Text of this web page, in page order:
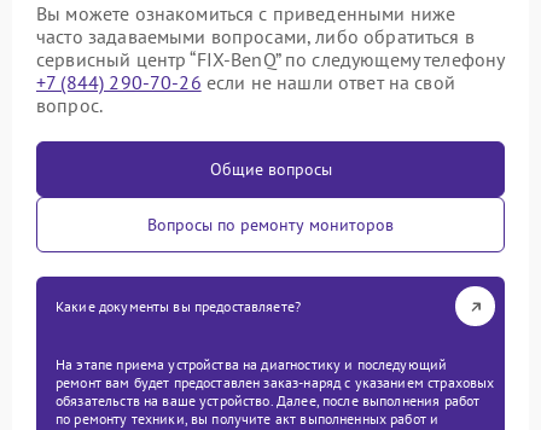
Вы можете ознакомиться с приведенными ниже
часто задаваемыми вопросами, либо обратиться в
сервисный центр “FIX-BenQ” по следующему телефону
+7 (844) 290-70-26 если не нашли ответ на свой
вопрос.
Общие вопросы
Вопросы по ремонту мониторов
Какие документы вы предоставляете?
На этапе приема устройства на диагностику и последующий
ремонт вам будет предоставлен заказ-наряд с указанием страховых
обязательств на ваше устройство. Далее, после выполнения работ
по ремонту техники, вы получите акт выполненных работ и